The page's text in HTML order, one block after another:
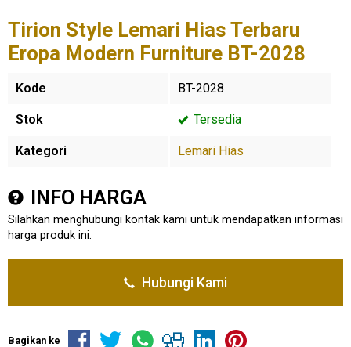
Tirion Style Lemari Hias Terbaru
Eropa Modern Furniture BT-2028
Kode BT-2028
Stok Tersedia
Kategori Lemari Hias
INFO HARGA
Silahkan menghubungi kontak kami untuk mendapatkan informasi
harga produk ini.
Hubungi Kami
Bagikan ke